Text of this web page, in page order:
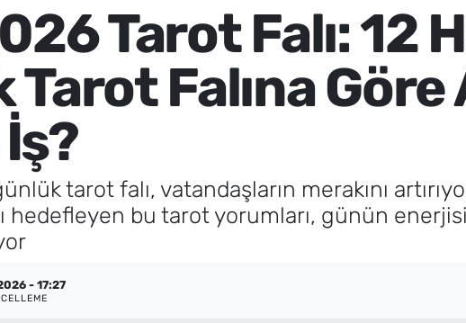
Tarot Falı: 12
Falına Göre
tarot falı, vatandaşların merakını
hedefleyen bu tarot yorumları, günün
- 17:27